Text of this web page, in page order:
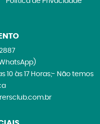
10 às 17 Horas;- Não temos